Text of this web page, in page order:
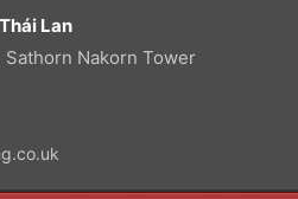
Lan
Nakorn Tower